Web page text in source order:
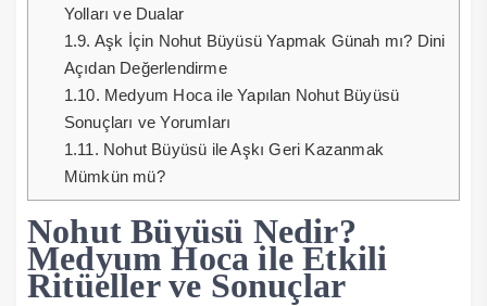
Yolları ve Dualar
1.9. Aşk İçin Nohut Büyüsü Yapmak Günah mı? Dini
Açıdan Değerlendirme
1.10. Medyum Hoca ile Yapılan Nohut Büyüsü
Sonuçları ve Yorumları
1.11. Nohut Büyüsü ile Aşkı Geri Kazanmak
Mümkün mü?
Nohut Büyüsü Nedir?
Medyum Hoca ile Etkili
Ritüeller ve Sonuçlar